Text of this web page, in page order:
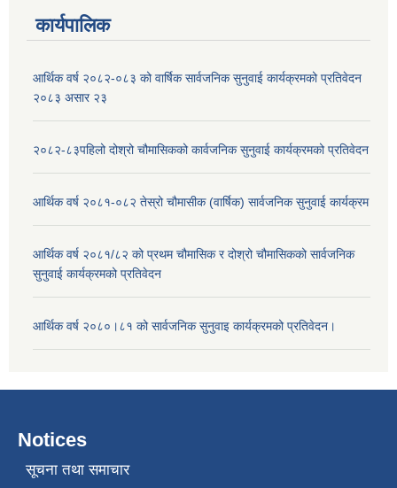
कार्यपालिक
आर्थिक वर्ष २०८२-०८३ को वार्षिक सार्वजनिक सुनुवाई कार्यक्रमको प्रतिवेदन
२०८३ असार २३
२०८२-८३पहिलो दोश्रो चौमासिकको कार्वजनिक सुनुवाई कार्यक्रमको प्रतिवेदन
आर्थिक वर्ष २०८१-०८२ तेस्रो चौमासीक (वार्षिक) सार्वजनिक सुनुवाई कार्यक्रम
आर्थिक वर्ष २०८१/८२ को प्रथम चौमासिक र दोश्रो चौमासिकको सार्वजनिक
सुनुवाई कार्यक्रमको प्रतिवेदन
आर्थिक वर्ष २०८०।८१ को सार्वजनिक सुनुवाइ कार्यक्रमको प्रतिवेदन।
Notices
सूचना तथा समाचार